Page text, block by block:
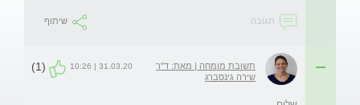
תגובה שיתוף
תשובת מומחה | מאת: ד"ר
שירה גינסברג
31.03.20 | 10:26
(1)